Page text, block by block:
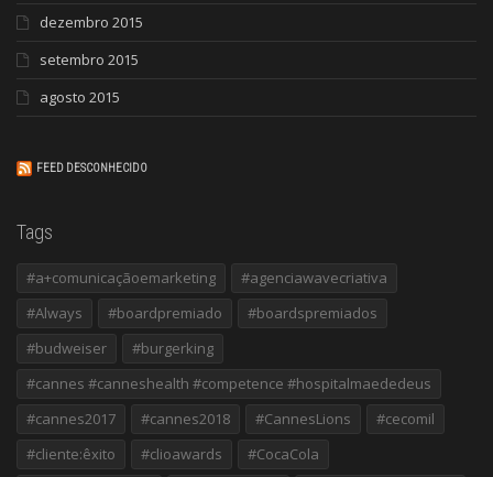
dezembro 2015
setembro 2015
agosto 2015
FEED DESCONHECIDO
Tags
#a+comunicaçãoemarketing
#agenciawavecriativa
#Always
#boardpremiado
#boardspremiados
#budweiser
#burgerking
#cannes #canneshealth #competence #hospitalmaededeus
#cannes2017
#cannes2018 #CannesLions
#cecomil
#cliente:êxito
#clioawards
#CocaCola